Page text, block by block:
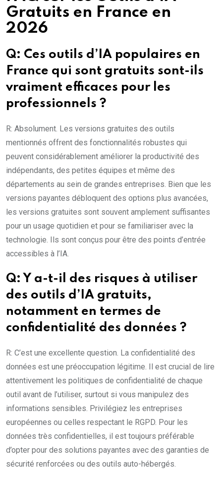
Gratuits en France en
2026
Q: Ces outils d’IA populaires en
France qui sont gratuits sont-ils
vraiment efficaces pour les
professionnels ?
R: Absolument. Les versions gratuites des outils
mentionnés offrent des fonctionnalités robustes qui
peuvent considérablement améliorer la productivité des
indépendants, des petites équipes et même des
départements au sein de grandes entreprises. Bien que les
versions payantes débloquent des options plus avancées,
les versions gratuites sont souvent amplement suffisantes
pour un usage quotidien et pour se familiariser avec la
technologie. Ils sont conçus pour être des points d’entrée
accessibles à l’IA.
Q: Y a-t-il des risques à utiliser
des outils d’IA gratuits,
notamment en termes de
confidentialité des données ?
R: C’est une excellente question. La confidentialité des
données est une préoccupation légitime. Il est crucial de lire
attentivement les politiques de confidentialité de chaque
outil avant de l’utiliser, surtout si vous manipulez des
informations sensibles. Privilégiez les entreprises
européennes ou celles respectant le RGPD. Pour les
données très confidentielles, il est toujours préférable
d’opter pour des solutions payantes avec des garanties de
sécurité renforcées ou des outils auto-hébergés.